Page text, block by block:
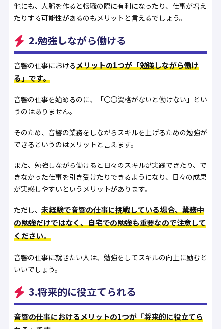
他にも、人脈を作ると転職の際に有利になったり、仕事が増え
たりする可能性があるのもメリットと言えるでしょう。
2.勉強しながら働ける
音響の仕事におけるメリットの1つが「勉強しながら働け
る」です。
音響の仕事を始めるのに、「〇〇資格がないと働けない」とい
うのはありません。
そのため、音響の業務をしながらスキルを上げるための勉強が
できるというのはメリットと言えます。
また、勉強しながら働けると日々のスキルが実践できたり、で
きなかった仕事を引き受けたりできるようになり、日々の成果
が実感しやすいというメリットがあります。
ただし、 未経験で音響の仕事に挑戦している場合、業務中
の勉強だけではなく、自宅での勉強も重要なので注意して
ください。
音響の仕事に就きたい人は、勉強をしてスキルの向上に励むと
いいでしょう。
3.将来的に役立てられる
音響の仕事におけるメリットの1つが「将来的に役立てら